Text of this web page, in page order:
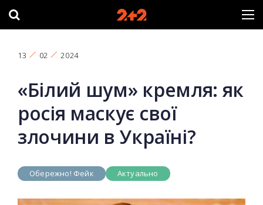
13 02 2024
«Білий шум» кремля: як
росія маскує свої
злочини в Україні?
Обережно! Фейк Актуально